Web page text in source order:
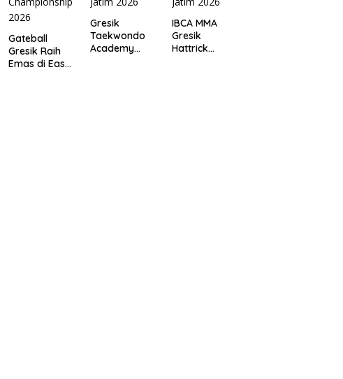
Gateball
Gresik Raih
Emas di East
Gresik
Taekwondo
Academy
IBCA MMA
Gresik
Hattrick